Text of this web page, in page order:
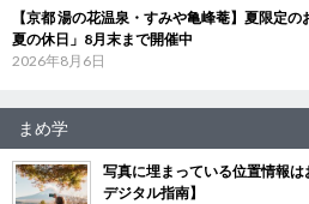
【京都 湯の花温泉・すみや亀峰菴】夏限定
夏の休日」8月末まで開催中
2026年8月6日
まめ学
写真に埋まっている位置情報
デジタル指南】